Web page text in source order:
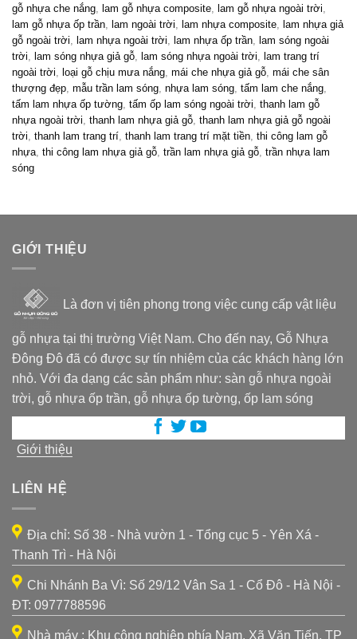
gỗ nhựa che nắng
lam gỗ nhựa composite lam gỗ nhựa ngoài trời
lam gỗ nhựa ốp trần
lam ngoài trời lam nhựa composite
lam nhựa giả
gỗ ngoài trời
lam nhựa ngoài trời lam nhựa ốp trần
lam sóng ngoài
trời
lam sóng nhựa giả gỗ lam sóng nhựa ngoài trời
lam trang trí
ngoài trời
loại gỗ chịu mưa nắng mái che nhựa giả gỗ mái che sân
thượng đẹp mẫu trần lam sóng nhựa lam sóng tấm lam che nắng
tấm lam nhựa ốp tường tấm ốp lam sóng ngoài trời thanh lam gỗ
nhựa ngoài trời thanh lam nhựa giả gỗ thanh lam nhựa giả gỗ ngoài
trời thanh lam trang trí thanh lam trang trí mặt tiền thi công lam gỗ
nhựa thi công lam nhựa giả gỗ trần lam nhựa giả gỗ trần nhựa lam
sóng
GIỚI THIỆU
Là đơn vị tiên phong trong việc cung cấp vật liệu
gỗ nhựa tại thị trường Việt Nam. Cho đến nay, Gỗ Nhựa
Đông Đô đã có được sự tín nhiệm của các khách hàng lớn
nhỏ. Với đa dạng các sản phẩm như: sàn gỗ nhựa ngoài
trời, gỗ nhựa ốp trần, gỗ nhựa ốp tường, ốp lam sóng
Giới thiệu
LIÊN HỆ
Địa chỉ: Số 38 - Nhà vườn 1 - Tổng cục 5 - Yên Xá -
Thanh Trì - Hà Nội
Chi Nhánh Ba Vì: Số 29/12 Vân Sa 1 - Cổ Đô - Hà Nội -
ĐT: 0977788596
Nhà máy : Khu công nghiệp phía Nam, Xã Văn Tiến, TP